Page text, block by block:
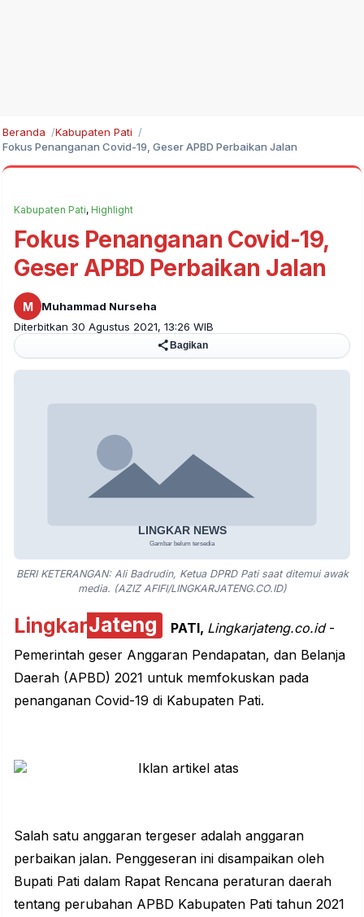
Beranda
Kabupaten Pati
Fokus Penanganan Covid-19, Geser APBD Perbaikan Jalan
Kabupaten Pati, Highlight
Fokus Penanganan Covid-19,
Geser APBD Perbaikan Jalan
M
Muhammad Nurseha
Diterbitkan 30 Agustus 2021, 13:26 WIB
Bagikan
BERI KETERANGAN: Ali Badrudin, Ketua DPRD Pati saat ditemui awak
media. (AZIZ AFIFI/LINGKARJATENG.CO.ID)
LingkarJateng PATI, Lingkarjateng.co.id -
Pemerintah geser Anggaran Pendapatan, dan Belanja
Daerah (APBD) 2021 untuk memfokuskan pada
penanganan Covid-19 di Kabupaten Pati.
Salah satu anggaran tergeser adalah anggaran
perbaikan jalan. Penggeseran ini disampaikan oleh
Bupati Pati dalam Rapat Rencana peraturan daerah
tentang perubahan APBD Kabupaten Pati tahun 2021